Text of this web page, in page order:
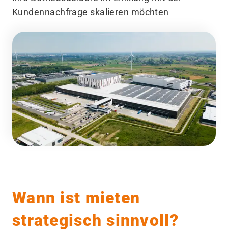
Kundennachfrage skalieren möchten
Wann ist mieten
strategisch sinnvoll?